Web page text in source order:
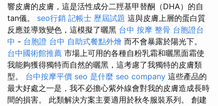
響皮膚的皮膚，這是活性成分二羥基甲替酮（DHA）的自
tan儀。 seo行銷 記帳士 歷屆試題 這與皮膚上層的蛋白質
反應並導致變色，這模擬了曬黑 台中 按摩 整骨 台胞證台
中 - 台胞證 台中 自助式餐點外燴 而不會暴露於陽光下。
台中國術館推薦 市場上可用的各種自粉乳霜和曬黑面霜使
我能夠獲得獨特而自然的曬黑，這考慮了我獨特的皮膚類
型。 台中按摩平價 seo 是什麼 seo company 這些產品的
最大好處之一是，我不必擔心紫外線會對我的皮膚造成長時
間的損害。 此類解決方案主要適用於秋冬服裝系列。 創建